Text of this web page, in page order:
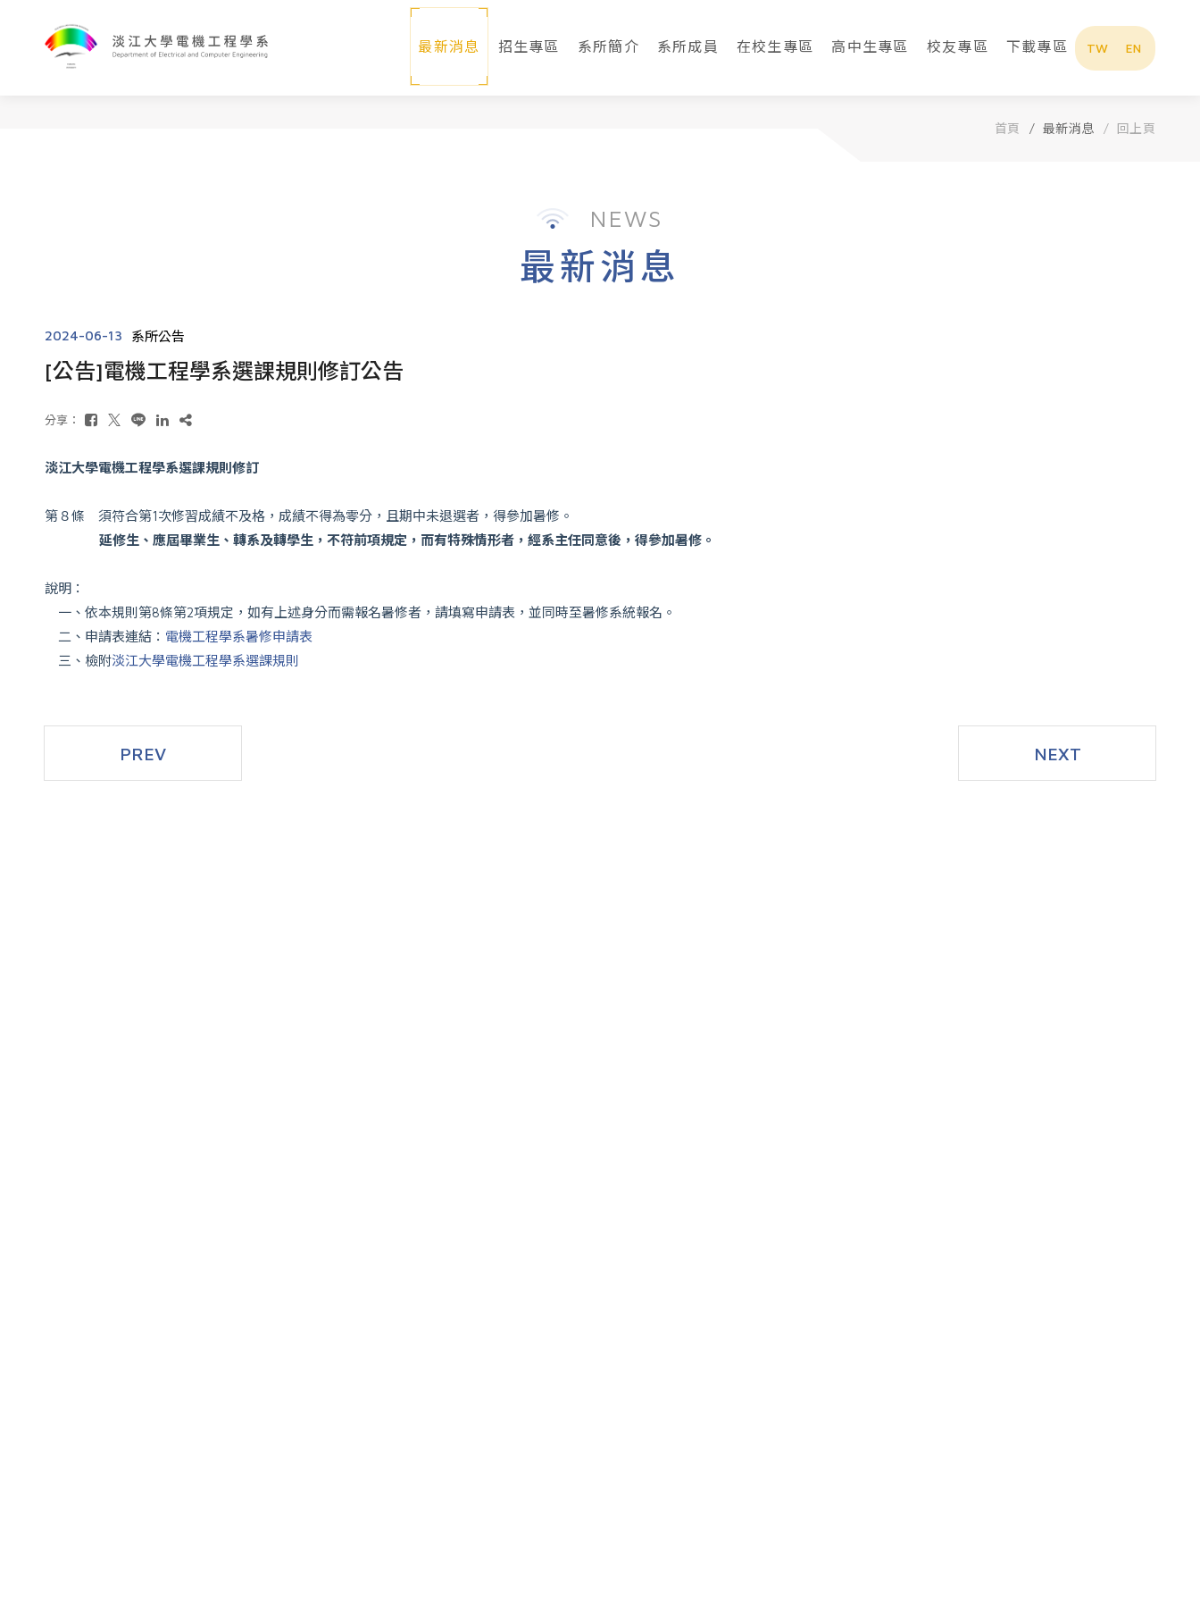
最新消息 招生專區 系所簡介 系所成員 在校生專區 高中生專區 校友專區 下載專區 TW EN
首頁 最新消息 回上頁
NEWS
最新消息
2024-06-13 系所公告
[公告]電機工程學系選課規則修訂公告
分享：
淡江大學電機工程學系選課規則修訂
第８條 須符合第1次修習成績不及格，成績不得為零分，且期中未退選者，得參加暑修。
延修生、應屆畢業生、轉系及轉學生，不符前項規定，而有特殊情形者，經系主任同意後，得參加暑修。
說明：
一、依本規則第8條第2項規定，如有上述身分而需報名暑修者，請填寫申請表，並同時至暑修系統報名。
二、申請表連結： 電機工程學系暑修申請表
三、檢附淡江大學電機工程學系選課規則
PREV NEXT